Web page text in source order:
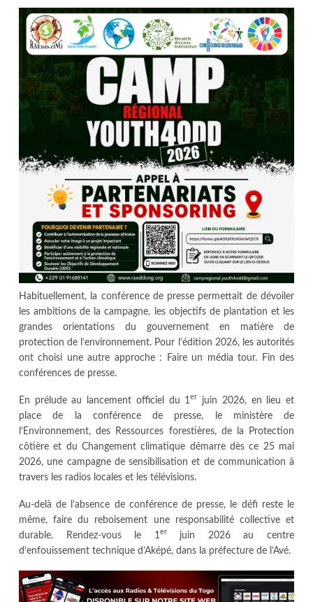
Habituellement, la conférence de presse permettait de dévoiler
les ambitions de la campagne, les objectifs de plantation et les
grandes orientations du gouvernement en matière de
protection de l’environnement. Pour l’édition 2026, les autorités
ont choisi une autre approche : Faire un média tour. Fin des
conférences de presse.
En prélude au lancement officiel du 1er
juin 2026, en lieu et
place de la conférence de presse, le ministère de
l’Environnement, des Ressources forestières, de la Protection
côtière et du Changement climatique démarre dès ce 25 mai
2026, une campagne de sensibilisation et de communication à
travers les radios locales et les télévisions.
Au-delà de l’absence de conférence de presse, le défi reste le
même, faire du reboisement une responsabilité collective et
durable. Rendez-vous le 1 er
juin 2026 au centre
d’enfouissement technique d’Aképé, dans la préfecture de l’Avé.